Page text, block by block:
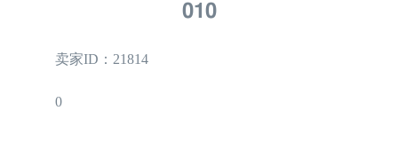
010
卖家ID：21814
0